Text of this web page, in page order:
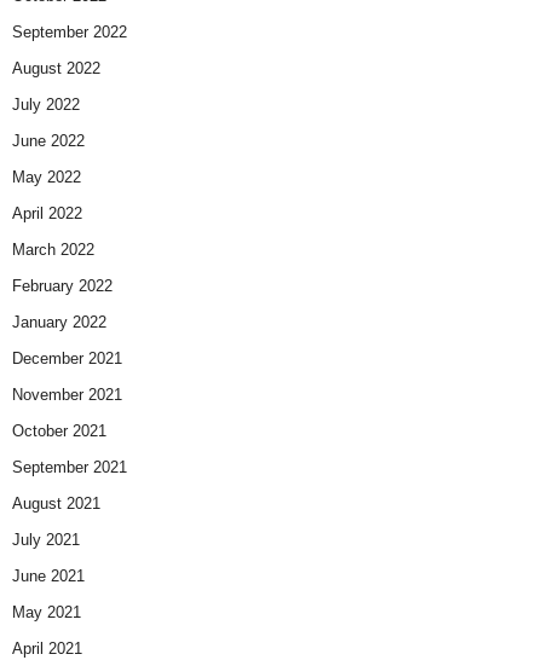
September 2022
August 2022
July 2022
June 2022
May 2022
April 2022
March 2022
February 2022
January 2022
December 2021
November 2021
October 2021
September 2021
August 2021
July 2021
June 2021
May 2021
April 2021